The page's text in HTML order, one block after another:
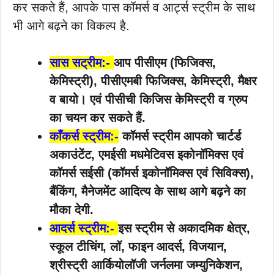
कर सकते हैं, आपके पास कॉमर्स व आर्ट्स स्ट्रीम के साथ
भी आगे बढ़ने का विकल्प है.
सास सट्रीम:- आप पीसीएम (फिजिक्स,
केमिस्ट्री), पीसीएमबी फिजिक्स, केमिस्ट्री, मैक्षर
व बायो। एवं पीसीची किजिस केमिस्ट्री व ग्रुप
का चयन कर सकते हैं.
काँकर्स स्ट्रीम:- कॉमर्स स्ट्रीम आपको चार्टर्ड
अकाउंटेंट, एमईसी मधमेटिवस इकोनॉमिक्स एवं
कॉमर्स सईसी (कॉमर्स इकोनॉमिक्स एवं सिविक्स),
बैंकिंग, मैनेजमेंट आदित्य के साथ आगे बढ़ने का
मौका देगी.
आदर्सस्ट्रीम:-इस स्ट्रीम से अकादमिक क्षेत्र,
स्कूल टीचिंग, लॉ, फाइन आदर्स, विजयान,
श्रीस्ट्री आर्कियोलॉजी जर्नलमा जम्युनिकेशन,